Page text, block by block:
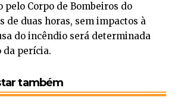
pelo Corpo de Bombeiros do
de duas horas, sem impactos à
do incêndio será determinada
da perícia.
também